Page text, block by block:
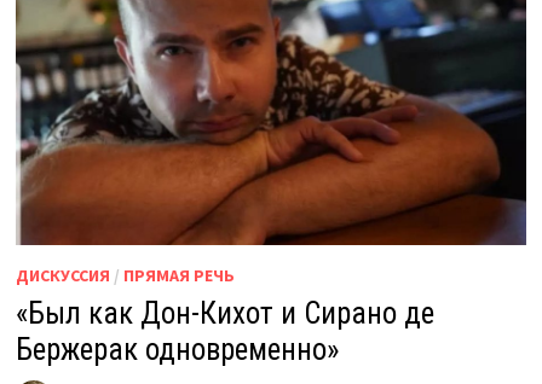
ДИСКУССИЯ / ПРЯМАЯ РЕЧЬ
«Был как Дон-Кихот и Сирано де
Бержерак одновременно»